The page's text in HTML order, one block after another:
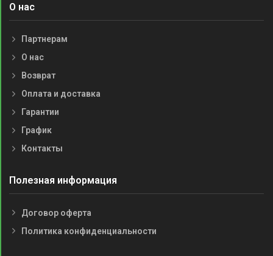
О нас
Партнерам
О нас
Возврат
Оплата и доставка
Гарантии
График
Контакты
Полезная информация
Договор оферта
Политика конфиденциальности